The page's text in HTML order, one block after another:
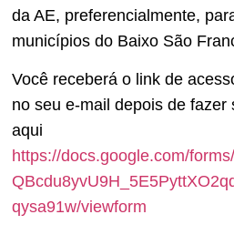
da AE, preferencialmente,
municípios do Baixo São
Você receberá o link de
no seu e-mail depois de fazer
aqui
https://docs.google.com/
qysa91w/viewform